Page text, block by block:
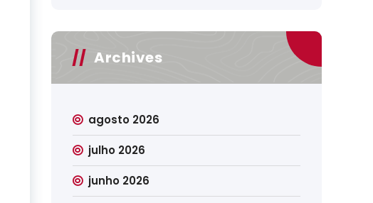
Archives
agosto 2026
julho 2026
junho 2026